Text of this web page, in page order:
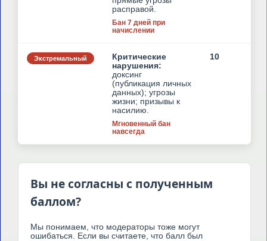
расправой.
Бан 7 дней при
начислении
Экстремальный
Критические
нарушения:
доксинг
(публикация личных
данных); угрозы
жизни; призывы к
насилию.
Мгновенный бан
навсегда
10
Вы не согласны с полученным
баллом?
Мы понимаем, что модераторы тоже могут
ошибаться. Если вы считаете, что балл был